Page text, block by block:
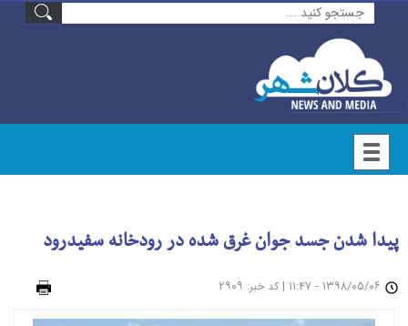
پیدا شدن جسد جوان غرق شده در رودخانه سفیدرود
| کد خبر: ۲۹۰۹